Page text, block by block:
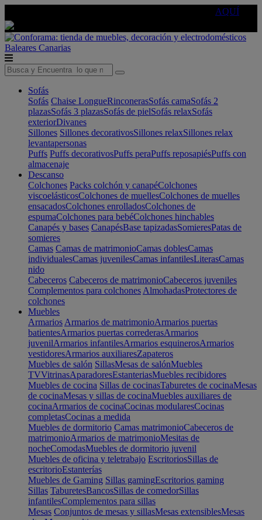
AQUÍ
Baleares Canarias
Sofás
Sofás Chaise LongueRinconerasSofás camaSofás 2
plazasSofás 3 plazasSofás de pielSofás relaxSofás
exteriorDivanes
Sillones Sillones decorativosSillones relaxSillones relax
levantapersonas
Puffs Puffs decorativosPuffs peraPuffs reposapiésPuffs con
almacenaje
Descanso
Colchones Packs colchón y canapéColchones
viscoelásticosColchones de muellesColchones de muelles
ensacadosColchones enrolladosColchones de
espumaColchones para bebéColchones hinchables
Canapés y bases CanapésBase tapizadasSomieresPatas de
somieres
Camas Camas de matrimonioCamas doblesCamas
individualesCamas juvenilesCamas infantilesLiterasCamas
nido
Cabeceros Cabeceros de matrimonioCabeceros juveniles
Complementos para colchones AlmohadasProtectores de
colchones
Muebles
Armarios Armarios de matrimonioArmarios puertas
batientesArmarios puertas correderasArmarios
juvenilArmarios infantilesArmarios esquinerosArmarios
vestidoresArmarios auxiliaresZapateros
Muebles de salón SillasMesas de salónMuebles
TVVitrinasAparadoresEstanteriasMuebles recibidores
Muebles de cocina Sillas de cocinasTaburetes de cocinaMesas
de cocinaMesas y sillas de cocinaMuebles auxiliares de
cocinaArmarios de cocinaCocinas modularesCocinas
completasCocinas a medida
Muebles de dormitorio Camas matrimonioCabeceros de
matrimonioArmarios de matrimonioMesitas de
nocheComodasMuebles de dormitorio juvenil
Muebles de oficina y teletrabajo EscritoriosSillas de
escritorioEstanterías
Muebles de Gaming Sillas gamingEscritorios gaming
Sillas TaburetesBancosSillas de comedorSillas
infantilesComplementos para sillas
Mesas Conjuntos de mesas y sillasMesas extensiblesMesas